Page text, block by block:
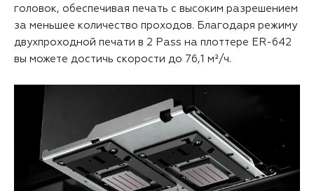
головок, обеспечивая печать с высоким разрешением
за меньшее количество проходов. Благодаря режиму
двухпроходной печати в 2 Pass на плоттере ER-642
вы можете достичь скорости до 76,1 м²/ч.